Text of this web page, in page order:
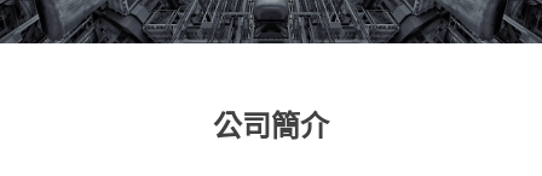
公司簡介